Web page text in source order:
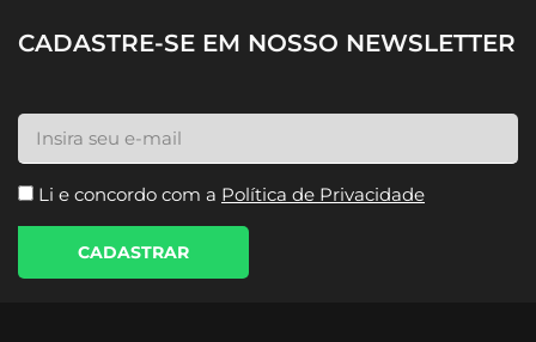
CADASTRE-SE EM NOSSO NEWSLETTER
Li e concordo com a Política de Privacidade
CADASTRAR